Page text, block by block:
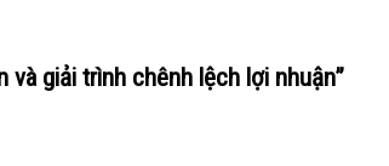
và giải trình chênh lệch lợi nhuận”